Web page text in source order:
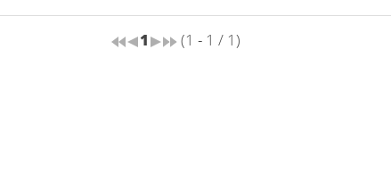
1 (1 - 1 / 1)